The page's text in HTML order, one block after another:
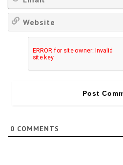
0 COMMENTS